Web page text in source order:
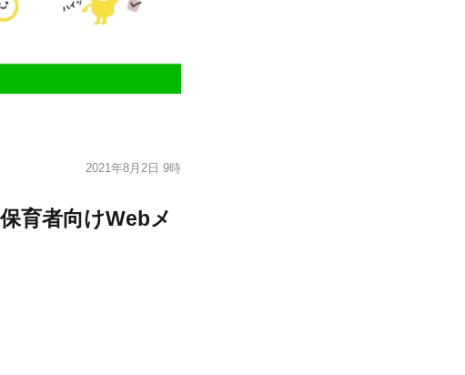
2021年8月2日 9時
育者向けWebメ